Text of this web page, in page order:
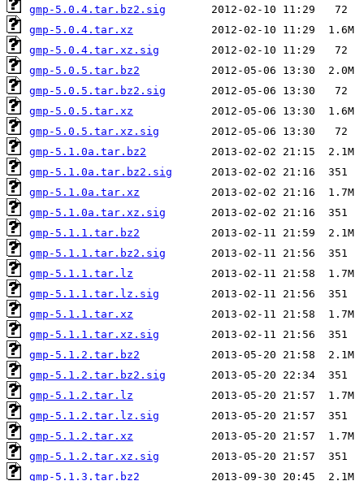
gmp-5.0.4.tar.bz2.sig
gmp-5.0.4.tar.xz
gmp-5.0.4.tar.xz.sig
gmp-5.0.5.tar.bz2
gmp-5.0.5.tar.bz2.sig
gmp-5.0.5.tar.xz
gmp-5.0.5.tar.xz.sig
gmp-5.1.0a.tar.bz2
gmp-5.1.0a.tar.bz2.sig
gmp-5.1.0a.tar.xz
gmp-5.1.0a.tar.xz.sig
gmp-5.1.1.tar.bz2
gmp-5.1.1.tar.bz2.sig
gmp-5.1.1.tar.lz
gmp-5.1.1.tar.lz.sig
gmp-5.1.1.tar.xz
gmp-5.1.1.tar.xz.sig
gmp-5.1.2.tar.bz2
gmp-5.1.2.tar.bz2.sig
gmp-5.1.2.tar.lz
gmp-5.1.2.tar.lz.sig
gmp-5.1.2.tar.xz
gmp-5.1.2.tar.xz.sig
gmp-5.1.3.tar.bz2